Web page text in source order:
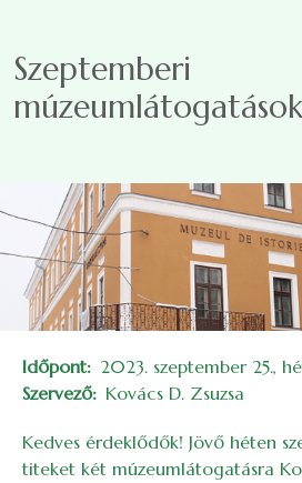
Szeptemberi
múzeumlátogatások
Időpont
2023. szeptember 25.,
Szervező
Kovács D. Zsuzsa
Kedves érdeklődők! Jövő héten
titeket két múzeumlátogatásra